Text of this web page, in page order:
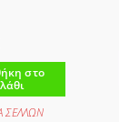
στο
ΣΕΛΛΩΝ